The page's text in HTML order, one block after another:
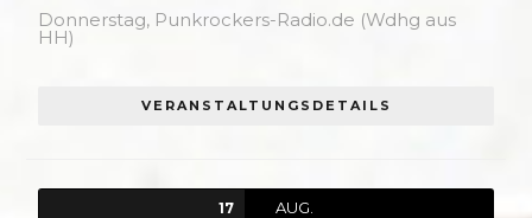
Donnerstag, Punkrockers-Radio.de (Wdhg aus
HH)
VERANSTALTUNGSDETAILS
17 AUG.